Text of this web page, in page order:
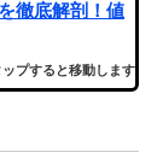
徹底解剖！値
ップすると移動します